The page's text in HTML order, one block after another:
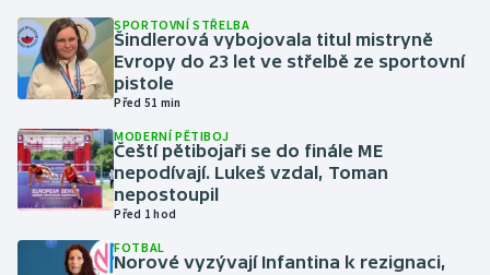
Házená
Jezdectví
Krasobruslení
SPORTOVNÍ STŘELBA
Šindlerová vybojovala titul mistryně
Evropy do 23 let ve střelbě ze sportovní
pistole
Před 51 min
MODERNÍ PĚTIBOJ
Čeští pětibojaři se do finále ME
nepodívají. Lukeš vzdal, Toman
nepostoupil
Před 1 hod
FOTBAL
Norové vyzývají Infantina k rezignaci,